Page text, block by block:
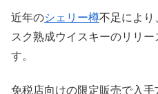
近年のシェリー樽不足により
スク熟成ウイスキーのリリ
す。
免税店向けの限定販売で入